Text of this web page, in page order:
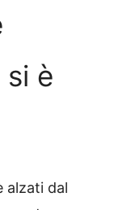
è
alzati dal